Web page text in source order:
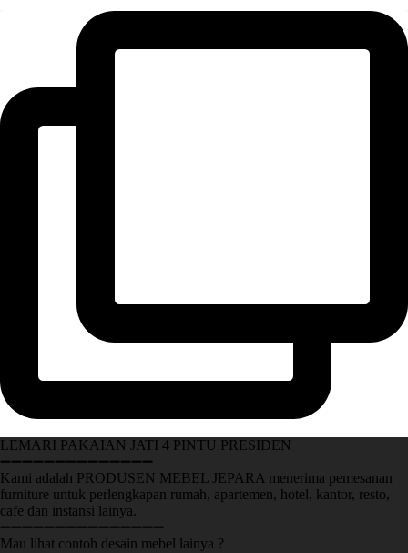
LEMARI PAKAIAN JATI 4 PINTU PRESIDEN
➖➖➖➖➖➖➖➖➖➖➖➖➖➖
Kami adalah PRODUSEN MEBEL JEPARA menerima pemesanan
furniture untuk perlengkapan rumah, apartemen, hotel, kantor, resto,
cafe dan instansi lainya.
➖➖➖➖➖➖➖➖➖➖➖➖➖➖➖
Mau lihat contoh desain mebel lainya ?